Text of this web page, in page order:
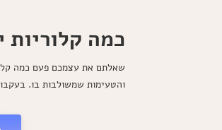
כמה
שאלתם את עצמכם פעם כמה
והטעימות שמשולבות בו.